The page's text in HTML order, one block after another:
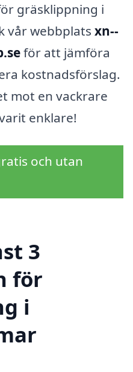
gräsklippning i
vår webbplats xn--
för att jämföra
kostnadsförslag.
mot en vackrare
enklare!
och utan
3
för
i